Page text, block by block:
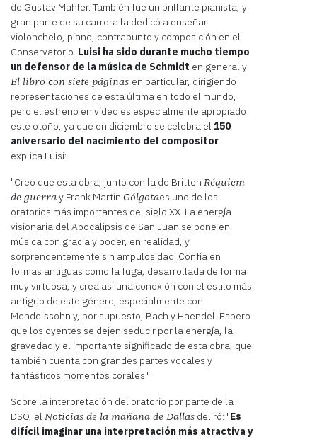
de Gustav Mahler. También fue un brillante pianista, y
gran parte de su carrera la dedicó a enseñar
violonchelo, piano, contrapunto y composición en el
Conservatorio. Luisi ha sido durante mucho tiempo
un defensor de la música de Schmidt en general y
El libro con siete páginas en particular, dirigiendo
representaciones de esta última en todo el mundo,
pero el estreno en vídeo es especialmente apropiado
este otoño, ya que en diciembre se celebra el 150
aniversario del nacimiento del compositor.
explica Luisi:
"Creo que esta obra, junto con la de Britten Réquiem
de guerray Frank Martin Gólgotaes uno de los
oratorios más importantes del siglo XX. La energía
visionaria del Apocalipsis de San Juan se pone en
música con gracia y poder, en realidad, y
sorprendentemente sin ampulosidad. Confía en
formas antiguas como la fuga, desarrollada de forma
muy virtuosa, y crea así una conexión con el estilo más
antiguo de este género, especialmente con
Mendelssohn y, por supuesto, Bach y Haendel. Espero
que los oyentes se dejen seducir por la energía, la
gravedad y el importante significado de esta obra, que
también cuenta con grandes partes vocales y
fantásticos momentos corales."
Sobre la interpretación del oratorio por parte de la
DSO, el Noticias de la mañana de Dallas deliró: "Es
difícil imaginar una interpretación más atractiva y